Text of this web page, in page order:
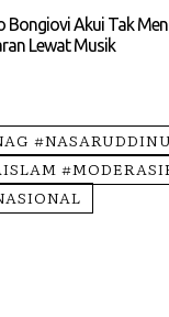
Bongiovi Akui Tak
Lewat Musik